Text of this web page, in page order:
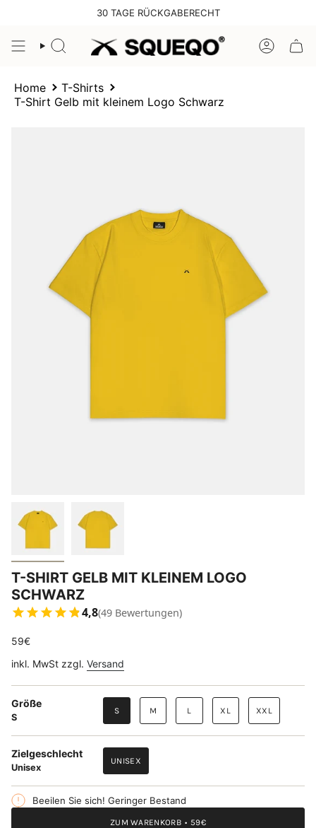
30 TAGE RÜCKGABERECHT
SUCHE KONTO
Home
T-Shirts
T-Shirt Gelb mit kleinem Logo Schwarz
T-SHIRT GELB MIT KLEINEM LOGO
SCHWARZ
4,8(49 Bewertungen)
59€
inkl. MwSt zzgl. Versand
Größe
S
S M L XL XXL
Zielgeschlecht
Unisex
UNISEX
Beeilen Sie sich! Geringer Bestand
ZUM WARENKORB 59€